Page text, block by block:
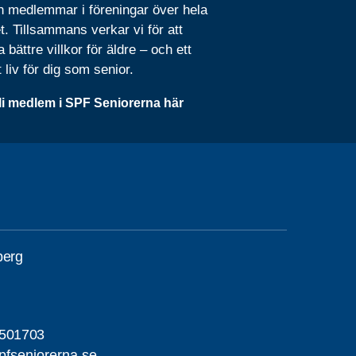
medlemmar i föreningar över hela
Tillsammans verkar vi för att
bättre villkor för äldre – och ett
liv för dig som senior.
medlem i SPF Seniorerna här